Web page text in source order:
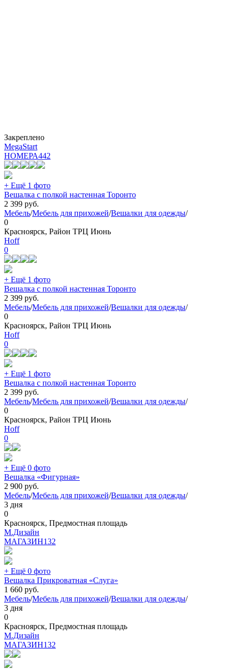
Закреплено
MegaStart
НОМЕРА442
+ Ещё 1 фото
Вешалка с полкой настенная Торонто
2 399 руб.
Мебель/Мебель для прихожей/Вешалки для одежды/
0
Красноярск, Район ТРЦ Июнь
Hoff
0
+ Ещё 1 фото
Вешалка с полкой настенная Торонто
2 399 руб.
Мебель/Мебель для прихожей/Вешалки для одежды/
0
Красноярск, Район ТРЦ Июнь
Hoff
0
+ Ещё 1 фото
Вешалка с полкой настенная Торонто
2 399 руб.
Мебель/Мебель для прихожей/Вешалки для одежды/
0
Красноярск, Район ТРЦ Июнь
Hoff
0
+ Ещё 0 фото
Вешалка «Фигурная»
2 900 руб.
Мебель/Мебель для прихожей/Вешалки для одежды/
3 дня
0
Красноярск, Предмостная площадь
М.Дизайн
МАГАЗИН132
+ Ещё 0 фото
Вешалка Прикроватная «Слуга»
1 660 руб.
Мебель/Мебель для прихожей/Вешалки для одежды/
3 дня
0
Красноярск, Предмостная площадь
М.Дизайн
МАГАЗИН132